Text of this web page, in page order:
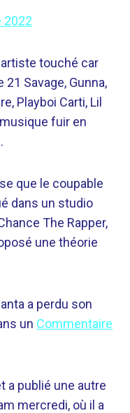
2022
artiste touché car
Savage, Gunna,
Playboi Carti, Lil
fuir en
que le coupable
dans un studio
The Rapper,
une théorie
a perdu son
un Commentaire
a publié une autre
mercredi, où il a